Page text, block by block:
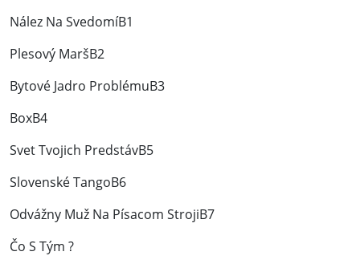
Nález Na SvedomíB1
Plesový MaršB2
Bytové Jadro ProblémuB3
BoxB4
Svet Tvojich PredstávB5
Slovenské TangoB6
Odvážny Muž Na Písacom StrojiB7
Čo S Tým ?